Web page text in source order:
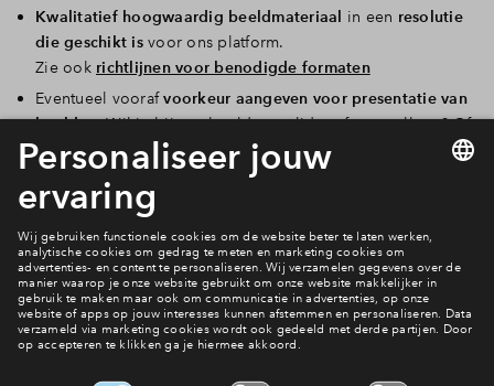
Kwalitatief hoogwaardig beeldmateriaal in een resolutie
die geschikt is voor ons platform.
Zie ook richtlijnen voor benodigde formaten
Eventueel voorafvoorkeur aangeven voor presentatie van
beelden. Wil je bijvoorbeeld een slider of een collage? Of
laat je het over aan de webredacteur?
Downloads
Volgende briefing